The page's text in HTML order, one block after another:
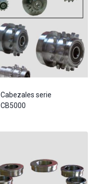
Cabezales serie
CB5000